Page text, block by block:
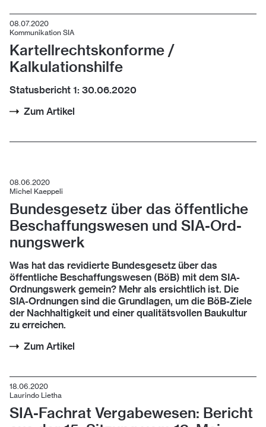
08.07.2020
Kommunikation SIA
Kartellrechtskonforme /
Kalkulationshilfe
Statusbericht 1: 30.06.2020
Zum Artikel
08.06.2020
Michel Kaeppeli
Bun­des­ge­setz über das öf­fent­li­che
Be­schaf­fungs­we­sen und SIA-Ord­
nungs­werk
Was hat das revidierte Bundesgesetz über das
öffentliche Beschaffungswesen (BöB) mit dem SIA-
Ordnungswerk gemein? Mehr als ersichtlich ist. Die
SIA-Ordnungen sind die Grundlagen, um die BöB-Ziele
der Nachhaltigkeit und einer qualitätsvollen Baukultur
zu erreichen.
Zum Artikel
18.06.2020
Laurindo Lietha
SIA-Fachrat Vergabewesen: Bericht